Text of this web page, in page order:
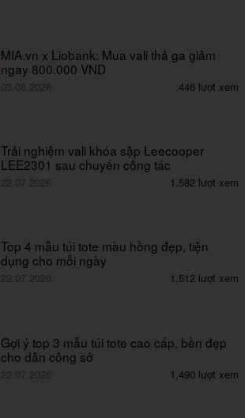
MIA.vn x Liobank: Mua vali thả ga giảm
ngay 800.000 VND
03.08.2026 446 lượt xem
Trải nghiệm vali khóa sập Leecooper
LEE2301 sau chuyến công tác
22.07.2026 1,582 lượt xem
Top 4 mẫu túi tote màu hồng đẹp, tiện
dụng cho mỗi ngày
22.07.2026 1,512 lượt xem
Gợi ý top 3 mẫu túi tote cao cấp, bền đẹp
cho dân công sở
22.07.2026 1,490 lượt xem